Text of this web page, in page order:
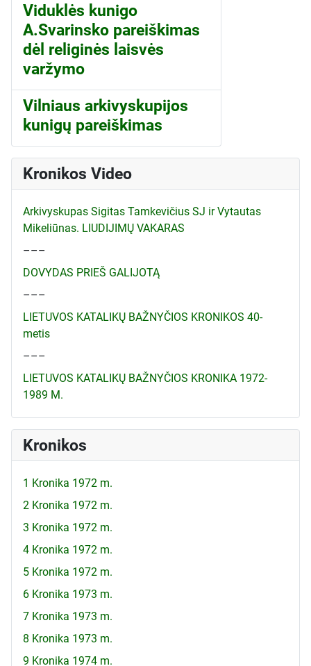
Viduklės kunigo
A.Svarinsko pareiškimas
dėl religinės laisvės
varžymo
Vilniaus arkivyskupijos
kunigų pareiškimas
Kronikos Video
Arkivyskupas Sigitas Tamkevičius SJ ir Vytautas
Mikeliūnas. LIUDIJIMŲ VAKARAS
–––
DOVYDAS PRIEŠ GALIJOTĄ
–––
LIETUVOS KATALIKŲ BAŽNYČIOS KRONIKOS 40-
metis
–––
LIETUVOS KATALIKŲ BAŽNYČIOS KRONIKA 1972-
1989 M.
Kronikos
1 Kronika 1972 m.
2 Kronika 1972 m.
3 Kronika 1972 m.
4 Kronika 1972 m.
5 Kronika 1972 m.
6 Kronika 1973 m.
7 Kronika 1973 m.
8 Kronika 1973 m.
9 Kronika 1974 m.